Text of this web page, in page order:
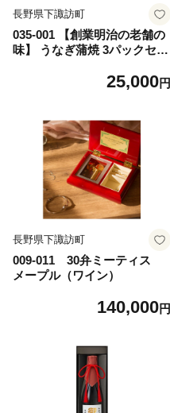
長野県下諏訪町
035-001 【創業明治の老舗の
味】 うなぎ蒲焼 3パックセッ
25,000円
長野県下諏訪町
009-011 30弁ミーティス
メープル（ワイン）
140,000円